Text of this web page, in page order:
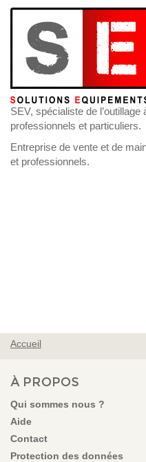
SEV, spécialiste de
professionnels et particuliers.
Entreprise de vente et de
et professionnels.
VOUS ÊTES ICI
Accueil
À PROPOS
Qui sommes nous ?
Aide
Contact
Protection des données